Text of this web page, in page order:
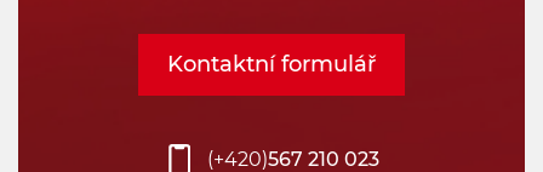
(+420)567 210 023
Kontaktní formulář